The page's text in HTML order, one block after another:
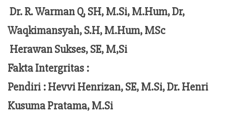
Dr. R. Warman Q, SH, M.Si, M.Hum,Dr,
Waqkimansyah, S.H, M.Hum, MSc
Herawan Sukses, SE, M,Si
Fakta Intergritas :
Pendiri :Hevvi Henrizan, SE, M.Si, Dr. Henri
Kusuma Pratama, M.Si